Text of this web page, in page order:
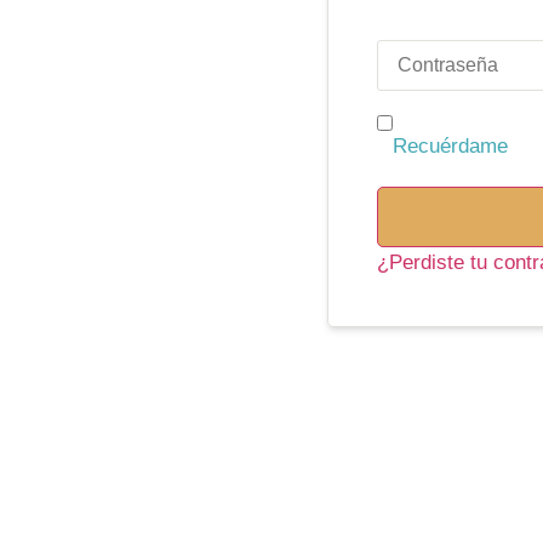
Recuérdame
¿Perdiste tu